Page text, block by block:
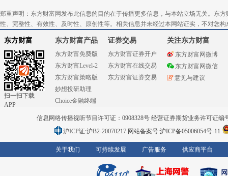
郑重声明：东方财富网发布此信息的目的在于传播更多信息，与本站立场无关。东
性、完整性、有效性、及时性、原创性等。相关信息并未经过本网站证实，不对您
东方财富
扫一扫下载
APP
东方财富产品
东方财富免费版
东方财富Level-2
东方财富策略版
妙想投研助理
Choice金融终端
证券交易
东方财富证券开户
东方财富在线交易
东方财富证券交易
关注东方财富
东方财富网微博
东方财富网微信
意见与建议
信息网络传播视听节目许可证：0908328号 经营证券期货业务许可证编
沪ICP证:沪B2-20070217 网站备案号:沪ICP备05006054号-11
关于我们 可持续发展 广告服务 供应商平台